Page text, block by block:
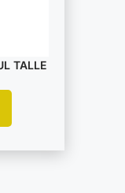
TALLE